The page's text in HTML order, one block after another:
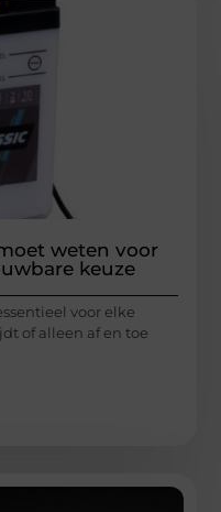
weten voor
keuze
voor elke
of alleen af en toe